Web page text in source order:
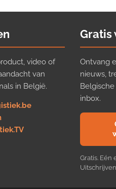
video of
van
in België.
Gratis
Ontvang
nieuws,
inbox.
Gratis. Eén